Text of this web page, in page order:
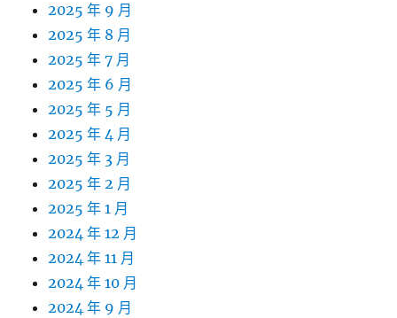
2025 年 9 月
2025 年 8 月
2025 年 7 月
2025 年 6 月
2025 年 5 月
2025 年 4 月
2025 年 3 月
2025 年 2 月
2025 年 1 月
2024 年 12 月
2024 年 11 月
2024 年 10 月
2024 年 9 月